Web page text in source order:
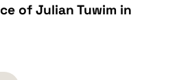
of Julian Tuwim in